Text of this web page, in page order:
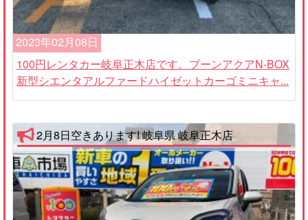
2023年02月08日
100円レンタカー岐阜正木店です。ブーンアクアN-BOX
新型シエンタアルファードハイゼットカーゴミニキャ...
2月8日空きあります! 岐阜県 岐阜正木店